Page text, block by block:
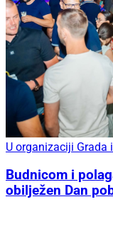
U organizaciji Grada
Budnicom i
obilježen Dan